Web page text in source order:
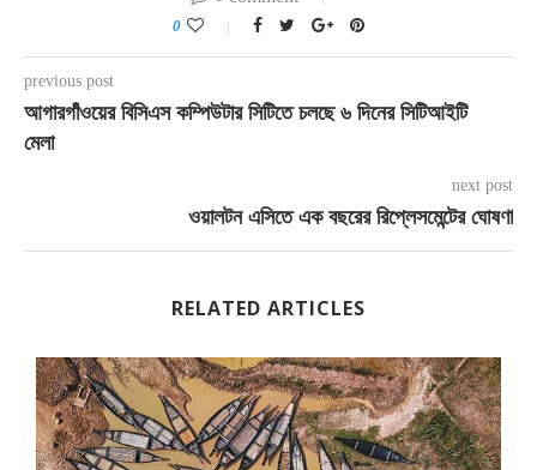
0
previous post
আগারগাঁওয়ের বিসিএস কম্পিউটার সিটিতে চলছে ৬ দিনের সিটিআইটি
মেলা
next post
ওয়ালটন এসিতে এক বছরের রিপ্লেসমেন্টের ঘোষণা
RELATED ARTICLES